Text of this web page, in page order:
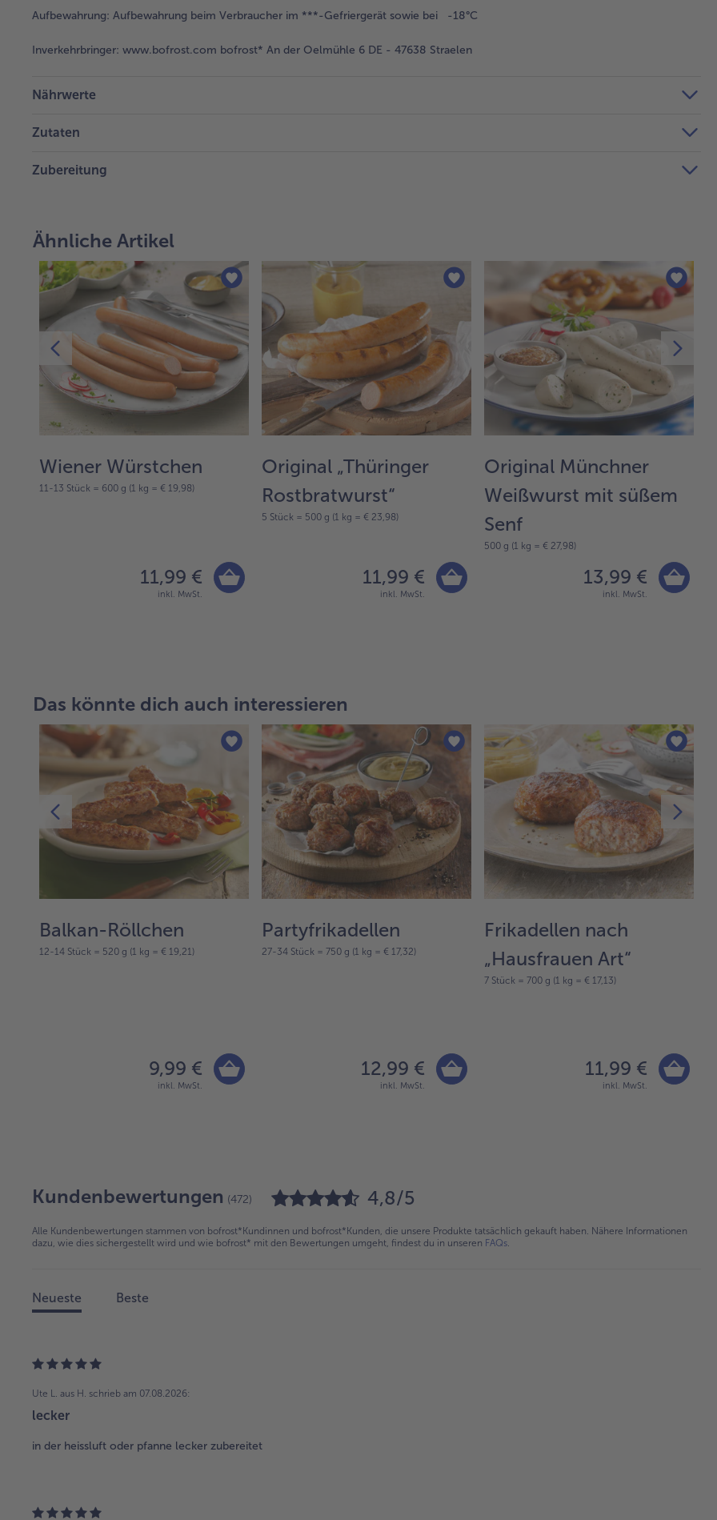
Aufbewahrung: Aufbewahrung beim Verbraucher im ***-Gefriergerät sowie bei -18°C
Inverkehrbringer: www.bofrost.com bofrost* An der Oelmühle 6 DE - 47638 Straelen
Nährwerte
Zutaten
Zubereitung
Ähnliche Artikel
Wiener Würstchen
11-13 Stück = 600 g (1 kg = € 19,98)
11,99 €
inkl. MwSt.
Original „Thüringer
Rostbratwurst“
5 Stück = 500 g (1 kg = € 23,98)
11,99 €
inkl. MwSt.
Original Münchner
Weißwurst mit süßem
Senf
500 g (1 kg = € 27,98)
13,99 €
inkl. MwSt.
Das könnte dich auch interessieren
Balkan-Röllchen
12-14 Stück = 520 g (1 kg = € 19,21)
9,99 €
inkl. MwSt.
Partyfrikadellen
27-34 Stück = 750 g (1 kg = € 17,32)
12,99 €
inkl. MwSt.
Frikadellen nach
„Hausfrauen Art“
7 Stück = 700 g (1 kg = € 17,13)
11,99 €
inkl. MwSt.
Kundenbewertungen (472) 4,8/5
Alle Kundenbewertungen stammen von bofrost*Kundinnen und bofrost*Kunden, die unsere Produkte tatsächlich gekauft haben. Nähere Informationen
dazu, wie dies sichergestellt wird und wie bofrost* mit den Bewertungen umgeht, findest du in unseren FAQs.
Neueste Beste
Ute L. aus H. schrieb am 07.08.2026:
lecker
in der heissluft oder pfanne lecker zubereitet